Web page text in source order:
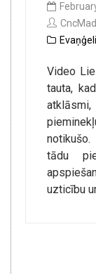
Video
tauta,
tādu
uzticību